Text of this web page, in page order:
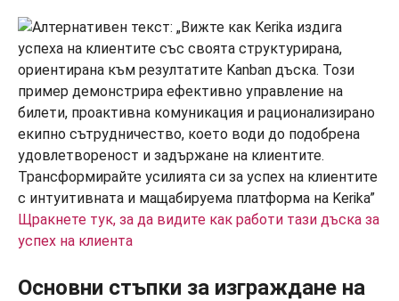
Щракнете тук, за да видите как работи тази дъска за
успех на клиента
Основни стъпки за изграждане на